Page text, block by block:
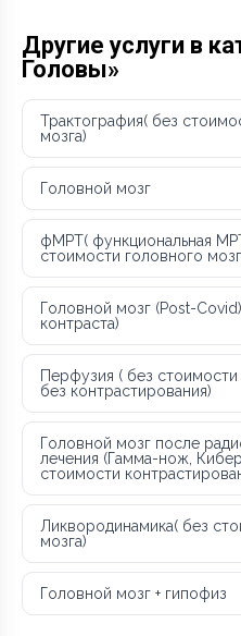
Другие услуги в
Головы»
Трактография( без
мозга)
Головной мозг
фМРТ( функциональная
стоимости головного
Головной мозг (Post-
контраста)
Перфузия ( без стоимости
без контрастирования)
Головной мозг после
лечения (Гамма-нож,
стоимости
Ликвородинамика( без
мозга)
Головной мозг + гипофиз